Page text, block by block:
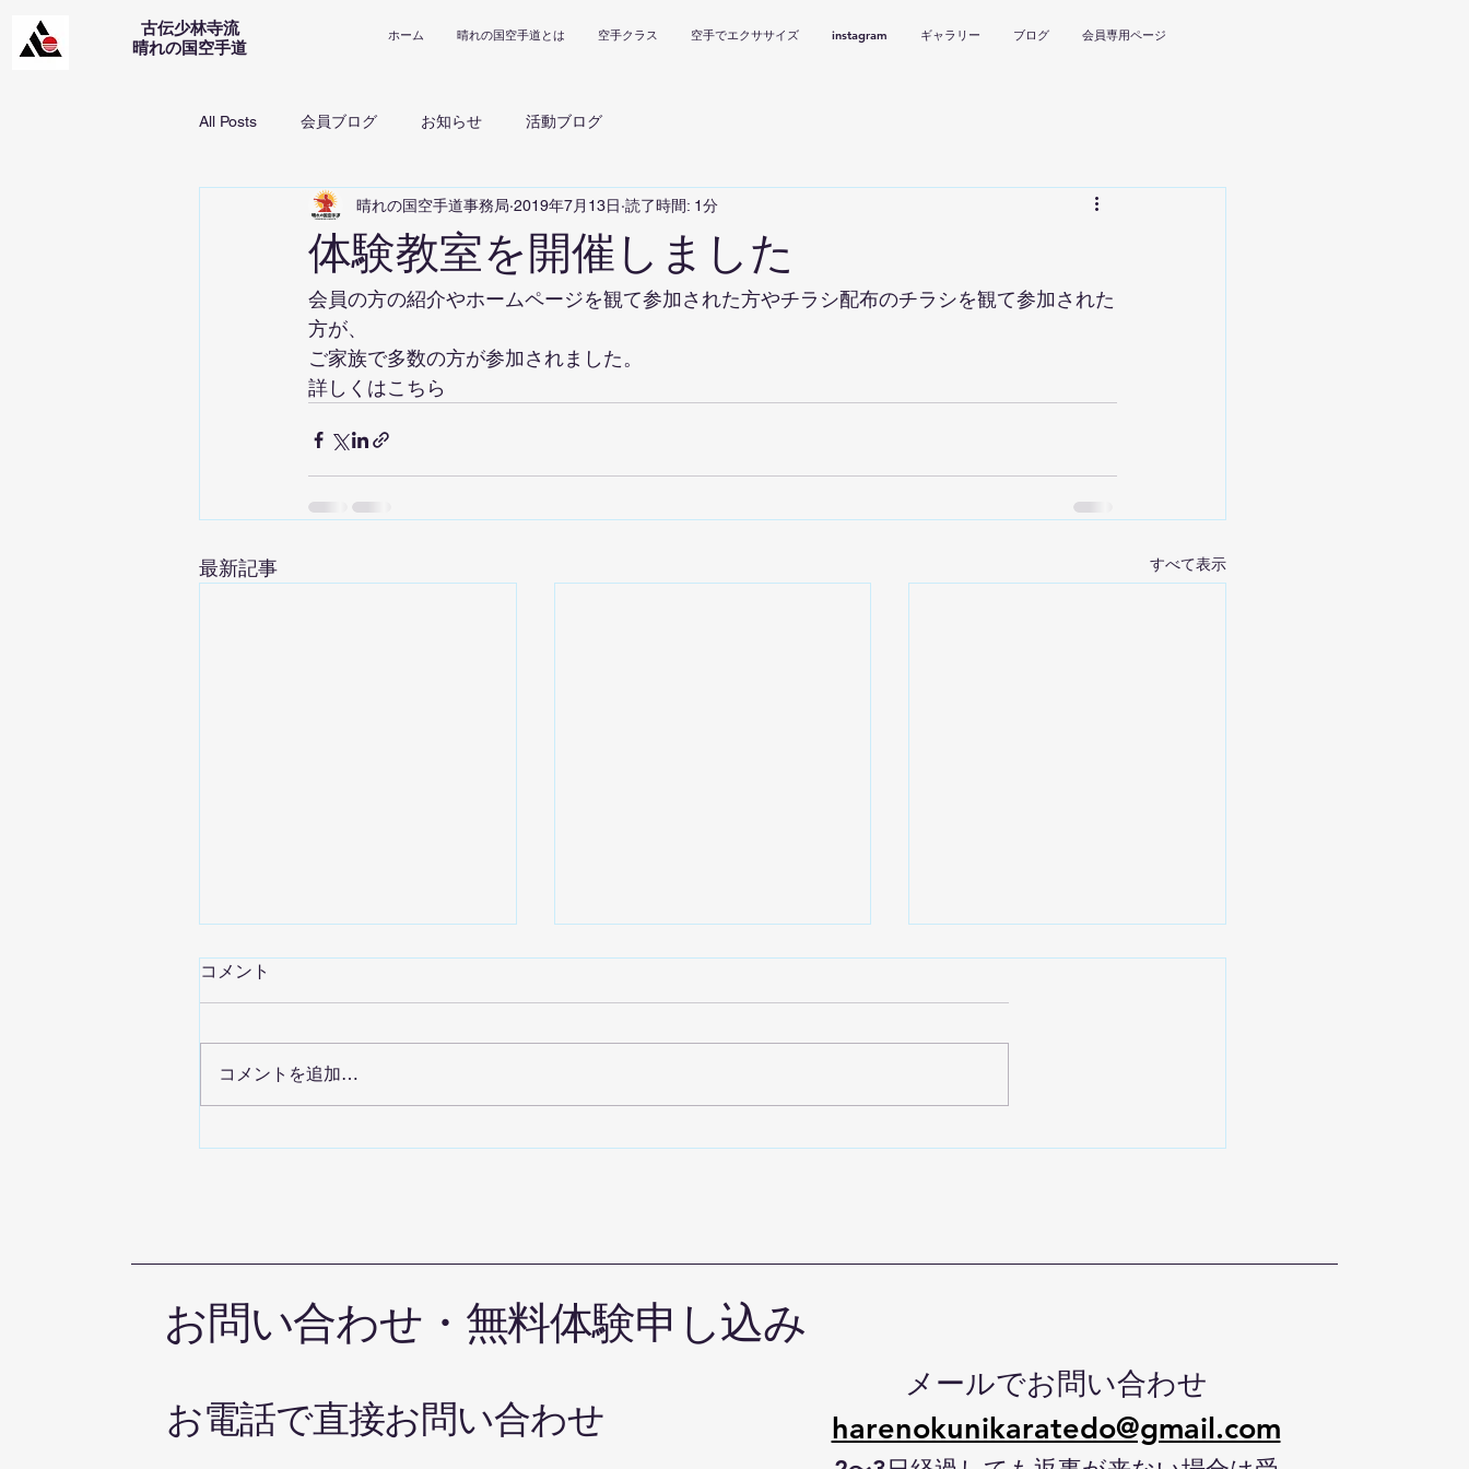
古伝少林寺流
​晴れの国空手道
ホーム 晴れの国空手道とは 空手クラス 空手でエクササイズ instagram ギャラリー ブログ 会員専用ページ
All Posts 会員ブログ お知らせ 活動ブログ
体験教室を開催しました
晴れの国空手道事務局 2019年7月13日 読了時間: 1分
会員の方の紹介やホームページを観て参加された方やチラシ配布のチラシを観て参加された
方が、
ご家族で多数の方が参加されました。
詳しくはこちら
最新記事 すべて表示
コメント
コメントを追加…
お問い合わせ・無料体験申し込み
お電話で直接お問い合わせ
メールでお問い合わせ
harenokunikaratedo@gmail.com